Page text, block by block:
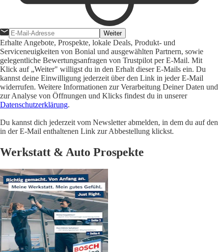
Weiter
Erhalte Angebote, Prospekte, lokale Deals, Produkt- und
Serviceneuigkeiten von Bonial und ausgewählten Partnern, sowie
gelegentliche Bewertungsanfragen von Trustpilot per E-Mail. Mit
Klick auf „Weiter" willigst du in den Erhalt dieser E-Mails ein. Du
kannst deine Einwilligung jederzeit über den Link in jeder E-Mail
widerrufen. Weitere Informationen zur Verarbeitung Deiner Daten und
zur Analyse von Öffnungen und Klicks findest du in unserer
Datenschutzerklärung.
Du kannst dich jederzeit vom Newsletter abmelden, in dem du auf den
in der E-Mail enthaltenen Link zur Abbestellung klickst.
Werkstatt & Auto Prospekte